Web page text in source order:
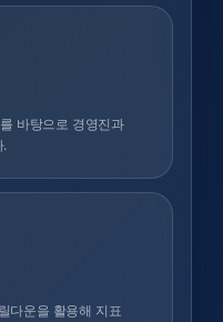
바탕으로 경영진과
.
다운을 활용해 지표